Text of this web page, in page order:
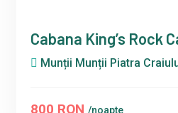
Cabana King’s Rock
Munții Munții Piatra
800 RON/noapte